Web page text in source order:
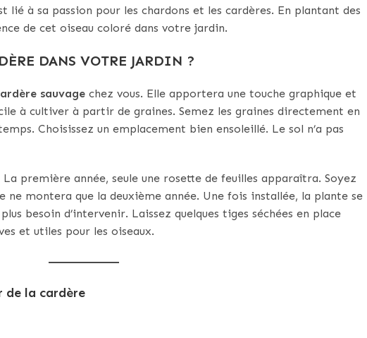
lié à sa passion pour les chardons et les cardères. En plantant des
de cet oiseau coloré dans votre jardin.
DANS VOTRE JARDIN ?
sauvage chez vous. Elle apportera une touche graphique et
à cultiver à partir de graines. Semez les graines directement en
Choisissez un emplacement bien ensoleillé. Le sol n’a pas
La première année, seule une rosette de feuilles apparaîtra. Soyez
montera que la deuxième année. Une fois installée, la plante se
besoin d’intervenir. Laissez quelques tiges séchées en place
et utiles pour les oiseaux.
de la cardère